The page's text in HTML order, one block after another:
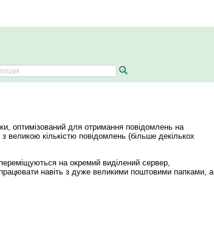
оптимізований для отримання повідомлень на
великою кількістю повідомлень (більше декількох
на окремий виділений сервер,
навіть з дуже великими поштовими папками, а